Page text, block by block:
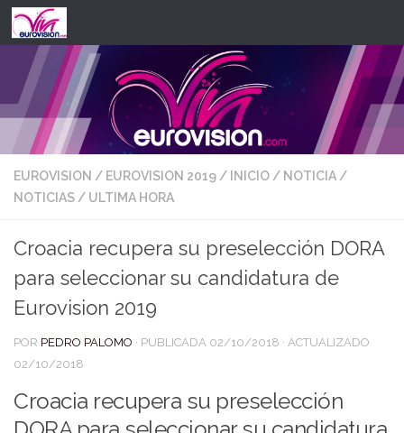
Saltar al contenido
EUROVISION / EUROVISION 2019/ INICIO/ NOTICIA/
NOTICIAS/ ULTIMA HORA
Croacia recupera su preselección DORA
para seleccionar su candidatura de
Eurovision 2019
POR PEDRO PALOMO · PUBLICADA 02/10/2018 · ACTUALIZADO
02/10/2018
Croacia recupera su preselección